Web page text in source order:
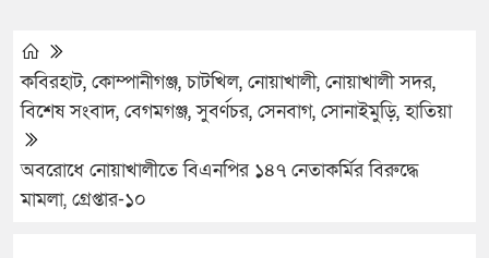
কবিরহাট, কোম্পানীগঞ্জ,চাটখিল, নোয়াখালী, নোয়াখালী সদর,
বিশেষ সংবাদ, বেগমগঞ্জ,সুবর্ণচর, সেনবাগ, সোনাইমুড়ি,হাতিয়া
অবরোধে নোয়াখালীতে বিএনপির ১৪৭ নেতাকর্মির বিরুদ্ধে
মামলা, গ্রেপ্তার-১০